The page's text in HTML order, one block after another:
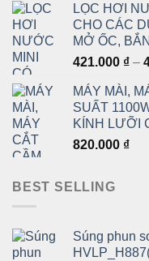
LỌC HƠI
CHO CÁC
MỞ ỐC,
421.000 ₫ –
MÁY MÀI,
SUẤT
KÍNH LƯỠI
820.000 ₫
BEST SELLING
Súng phun